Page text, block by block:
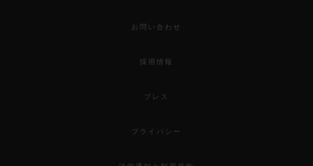
お問い合わせ
採用情報
プレス
プライバシー